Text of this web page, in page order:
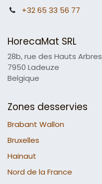
+32 65 33 56 77
HorecaMat SRL
28b, rue des Hauts Arbres
7950 Ladeuze
Belgique
Zones desservies
Brabant Wallon
Bruxelles
Hainaut
Nord de la France